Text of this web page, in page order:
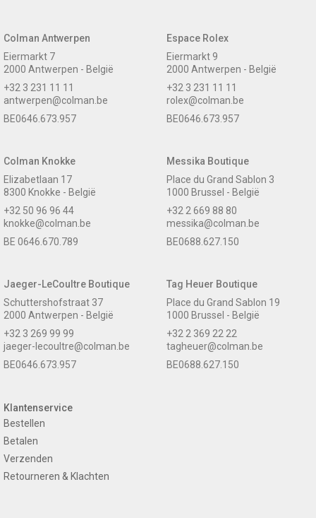
Colman Antwerpen
Eiermarkt 7
2000 Antwerpen - België
+32 3 231 11 11
antwerpen@colman.be
BE0646.673.957
Espace Rolex
Eiermarkt 9
2000 Antwerpen - België
+32 3 231 11 11
rolex@colman.be
BE0646.673.957
Colman Knokke
Elizabetlaan 17
8300 Knokke - België
+32 50 96 96 44
knokke@colman.be
BE 0646.670.789
Messika Boutique
Place du Grand Sablon 3
1000 Brussel - België
+32 2 669 88 80
messika@colman.be
BE0688.627.150
Jaeger-LeCoultre Boutique
Schuttershofstraat 37
2000 Antwerpen - België
+32 3 269 99 99
jaeger-lecoultre@colman.be
BE0646.673.957
Tag Heuer Boutique
Place du Grand Sablon 19
1000 Brussel - België
+32 2 369 22 22
tagheuer@colman.be
BE0688.627.150
Klantenservice
Bestellen
Betalen
Verzenden
Retourneren & Klachten